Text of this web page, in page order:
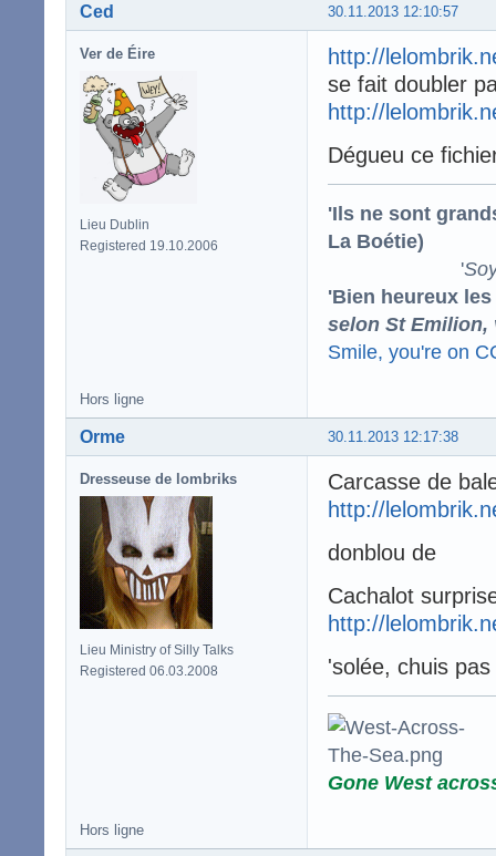
30.11.2013 12:10:57
Ced
Ver de Éire
Lieu Dublin
Registered 19.10.2006
http://
se fait doubler
http://
Dégueu ce
'Ils ne sont
La Boétie)
'
'Bien heureux
selon St Emilion,
Smile, you're on
Hors ligne
30.11.2013 12:17:38
Orme
Dresseuse de lombriks
Lieu Ministry of Silly Talks
Registered 06.03.2008
Carcasse de
http://
donblou de
Cachalot
http://
'solée, chuis
Gone West
Hors ligne